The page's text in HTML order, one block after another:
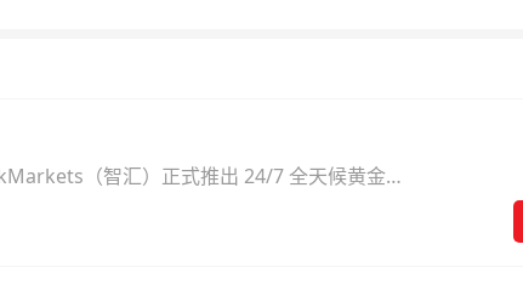
（智汇）正式推出 24/7 全天候黄金
、支持软件及交易细则。